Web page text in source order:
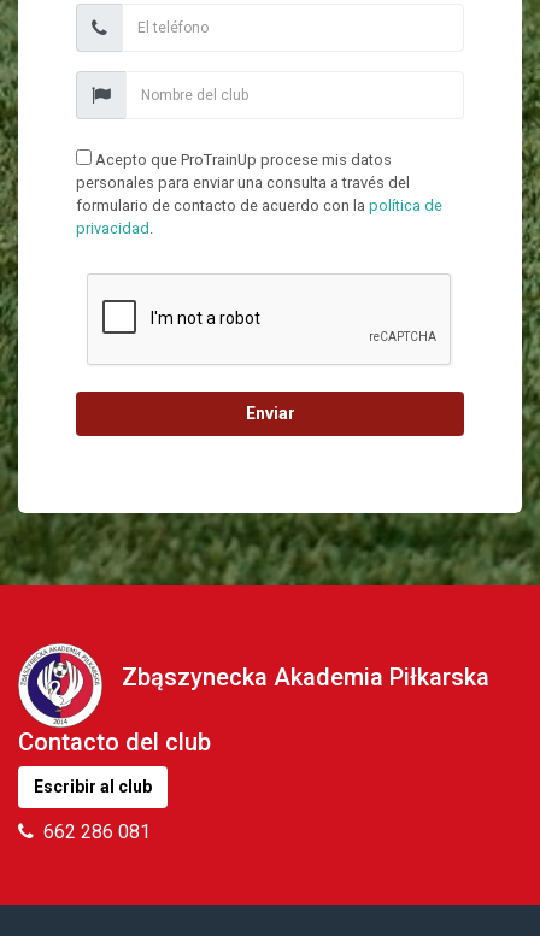
Acepto que ProTrainUp procese mis datos
personales para enviar una consulta a través del
formulario de contacto de acuerdo con la política de
privacidad .
Enviar
Zbąszynecka Akademia Piłkarska
Contacto del club
Escribir al club
662 286 081